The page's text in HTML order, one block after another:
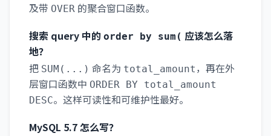
及带 OVER 的聚合窗口函数。
搜索 query 中的 order by sum( 应该怎么落
地？
把 SUM(...) 命名为 total_amount ，再在外
层窗口函数中 ORDER BY total_amount
DESC。这样可读性和可维护性最好。
MySQL 5.7 怎么写？